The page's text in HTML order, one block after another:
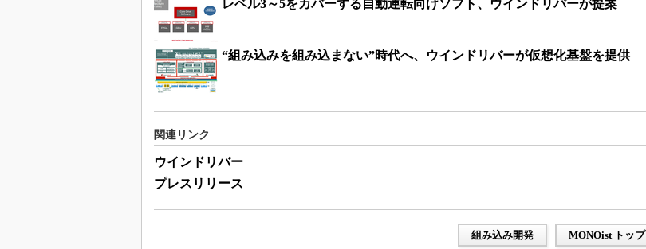
レベル3～5をカバーする自動運転向けソフト、ウインドリバーが提案
“組み込みを組み込まない”時代へ、ウインドリバーが仮想化基盤を提供
関連リンク
ウインドリバー
プレスリリース
組み込み開発 MONOist トップ